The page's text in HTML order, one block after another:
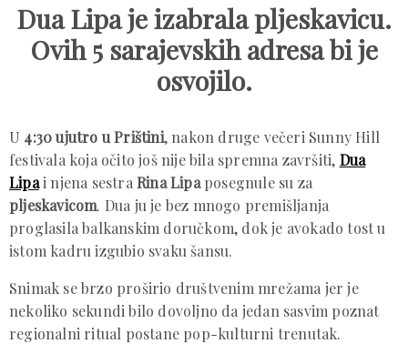
Dua Lipa je izabrala pljeskavicu.
Ovih 5 sarajevskih adresa bi je
osvojilo.
U 4:30 ujutro u Prištini, nakon druge večeri Sunny Hill
festivala koja očito još nije bila spremna završiti, Dua
Lipai njena sestraRina Lipaposegnule su za
pljeskavicom. Dua ju je bez mnogo premišljanja
proglasila balkanskim doručkom, dok je avokado tost u
istom kadru izgubio svaku šansu.
Snimak se brzo proširio društvenim mrežama jer je
nekoliko sekundi bilo dovoljno da jedan sasvim poznat
regionalni ritual postane pop-kulturni trenutak.